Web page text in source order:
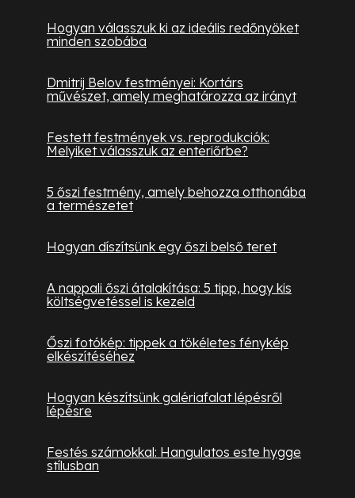
Hogyan válasszuk ki az ideális redőnyöket
minden szobába
Dmitrij Belov festményei: Kortárs
művészet, amely meghatározza az irányt
Festett festmények vs. reprodukciók:
Melyiket válasszuk az enteriőrbe?
5 őszi festmény, amely behozza otthonába
a természetet
Hogyan díszítsünk egy őszi belső teret
A nappali őszi átalakítása: 5 tipp, hogy kis
költségvetéssel is kezeld
Őszi fotókép: tippek a tökéletes fénykép
elkészítéséhez
Hogyan készítsünk galériafalat lépésről
lépésre
Festés számokkal: Hangulatos este hygge
stílusban